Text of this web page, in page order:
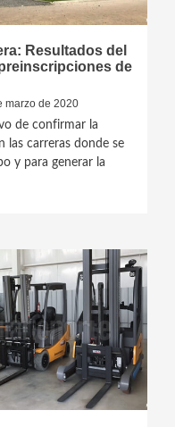
Resultados del
de
marzo de 2020
de confirmar la
las carreras donde se
y para generar la